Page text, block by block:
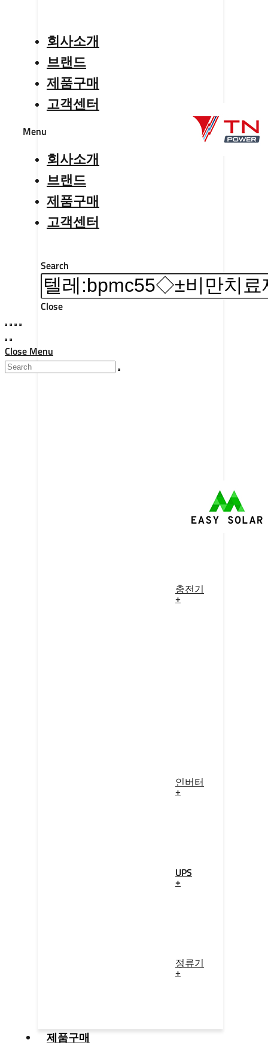
충전기
+
인버터
+
UPS
+
정류기
+
제품구매
회사소개
브랜드
제품구매
고객센터
Menu
회사소개
브랜드
제품구매
고객센터
Search
Close
Close Menu